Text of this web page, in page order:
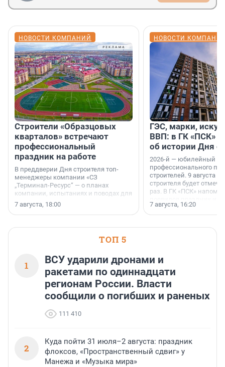
НОВОСТИ КОМПАНИЙ
Строители «Образцовых
кварталов» встречают
профессиональный
праздник на работе
В преддверии Дня строителя топ-
менеджеры компании «СЗ
„Терминал-Ресурс“ — о планах
компании, испытаниях и поводах для
осторожного оптимизма.
7 августа, 18:00
НОВОСТИ
ГЭС, марки,
ВВП: в ГК «ПСК»
об истории Дня
2026-й — юбилейный
профессионального
строителей. 9 августа
строителя будет
раз. В ГК «ПСК»
поменялась роль
7 августа, 16:20
ТОП 5
1
ВСУ ударили дронами и
ракетами по одиннадцати
регионам России. Власти
сообщили о погибших и раненых
111 410
2
Куда пойти 31 июля–2 августа: праздник
флоксов, «Пространственный сдвиг» у
Манежа и «Музыка мира»